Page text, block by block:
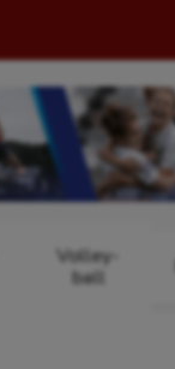
Volley-
ball